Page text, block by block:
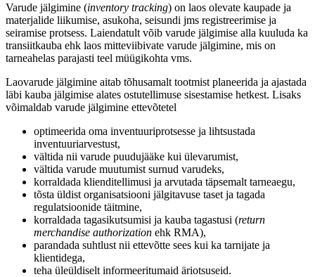
Varude jälgimine (inventory tracking) on laos olevate kaupade ja
materjalide liikumise, asukoha, seisundi jms registreerimise ja
seiramise protsess. Laiendatult võib varude jälgimise alla kuuluda ka
transiitkauba ehk laos mitteviibivate varude jälgimine, mis on
tarneahelas parajasti teel müügikohta vms.
Laovarude jälgimine aitab tõhusamalt tootmist planeerida ja ajastada
läbi kauba jälgimise alates ostutellimuse sisestamise hetkest. Lisaks
võimaldab varude jälgimine ettevõtetel
optimeerida oma inventuuriprotsesse ja lihtsustada
inventuuriarvestust,
vältida nii varude puudujääke kui ülevarumist,
vältida varude muutumist surnud varudeks,
korraldada klienditellimusi ja arvutada täpsemalt tarneaegu,
tõsta üldist organisatsiooni jälgitavuse taset ja tagada
regulatsioonide täitmine,
korraldada tagasikutsumisi ja kauba tagastusi (return
merchandise authorization ehk RMA),
parandada suhtlust nii ettevõtte sees kui ka tarnijate ja
klientidega,
teha üleüldiselt informeeritumaid äriotsuseid.